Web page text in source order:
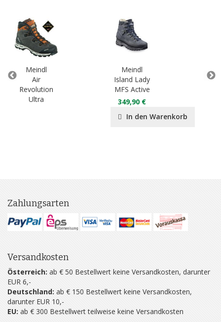
Meindl
Air
Revolution
Ultra
Meindl
Island Lady
MFS Active
349,90 €
In den Warenkorb
Zahlungsarten
Versandkosten
Österreich: ab € 50 Bestellwert keine Versandkosten, darunter
EUR 6,-
Deutschland: ab € 150 Bestellwert keine Versandkosten,
darunter EUR 10,-
EU: ab € 300 Bestellwert teilweise keine Versandkosten